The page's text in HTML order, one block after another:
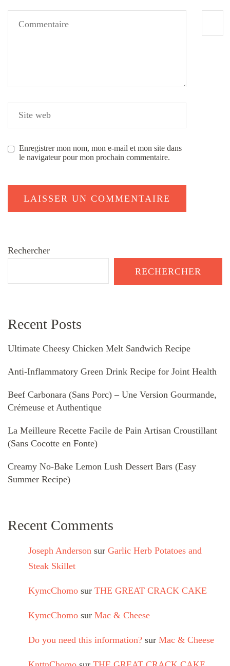
Enregistrer mon nom, mon e-mail et mon site dans
le navigateur pour mon prochain commentaire.
Rechercher
RECHERCHER
Recent Posts
Ultimate Cheesy Chicken Melt Sandwich Recipe
Anti-Inflammatory Green Drink Recipe for Joint Health
Beef Carbonara (Sans Porc) – Une Version Gourmande,
Crémeuse et Authentique
La Meilleure Recette Facile de Pain Artisan Croustillant
(Sans Cocotte en Fonte)
Creamy No-Bake Lemon Lush Dessert Bars (Easy
Summer Recipe)
Recent Comments
Joseph Anderson sur Garlic Herb Potatoes and
Steak Skillet
KymcChomo sur THE GREAT CRACK CAKE
KymcChomo sur Mac & Cheese
Do you need this information? sur Mac & Cheese